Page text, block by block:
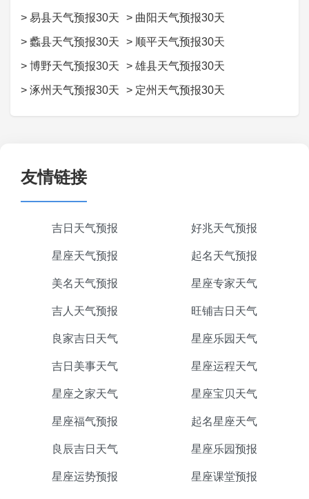
> 易县天气预报30天 > 曲阳天气预报30天
> 蠡县天气预报30天 > 顺平天气预报30天
> 博野天气预报30天 > 雄县天气预报30天
> 涿州天气预报30天 > 定州天气预报30天
友情链接
吉日天气预报 好兆天气预报
星座天气预报 起名天气预报
美名天气预报 星座专家天气
吉人天气预报 旺铺吉日天气
良家吉日天气 星座乐园天气
吉日美事天气 星座运程天气
星座之家天气 星座宝贝天气
星座福气预报 起名星座天气
良辰吉日天气 星座乐园预报
星座运势预报 星座课堂预报